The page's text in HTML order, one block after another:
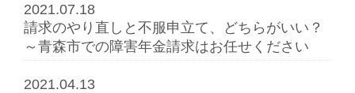
2021.07.18
請求のやり直しと不服申立て、どちらがいい？
～青森市での障害年金請求はお任せください
2021.04.13